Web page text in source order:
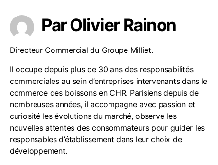
Par Olivier Rainon
Directeur Commercial du Groupe Milliet.
Il occupe depuis plus de 30 ans des responsabilités
commerciales au sein d’entreprises intervenants dans le
commerce des boissons en CHR. Parisiens depuis de
nombreuses années, il accompagne avec passion et
curiosité les évolutions du marché, observe les
nouvelles attentes des consommateurs pour guider les
responsables d’établissement dans leur choix de
développement.